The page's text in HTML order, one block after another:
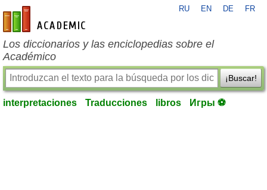
es-academic.com
RU EN DE FR
Los diccionarios y las enciclopedias sobre el
Académico
¡Buscar!
interpretaciones Traducciones libros Игры ⚽